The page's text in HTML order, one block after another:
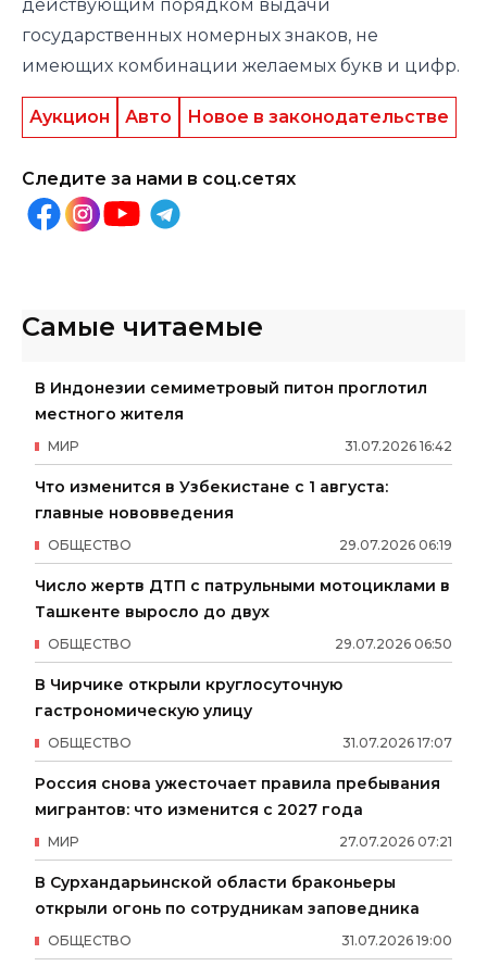
действующим порядком выдачи
государственных номерных знаков, не
имеющих комбинации желаемых букв и цифр.
Аукцион Авто Новое в законодательстве
Следите за нами в соц.сетях
Самые читаемые
В Индонезии семиметровый питон проглотил
местного жителя
31.07.2026 16:42
МИР
Что изменится в Узбекистане с 1 августа:
главные нововведения
29.07.2026 06:19
ОБЩЕСТВО
Число жертв ДТП с патрульными мотоциклами в
Ташкенте выросло до двух
29.07.2026 06:50
ОБЩЕСТВО
В Чирчике открыли круглосуточную
гастрономическую улицу
31.07.2026 17:07
ОБЩЕСТВО
Россия снова ужесточает правила пребывания
мигрантов: что изменится с 2027 года
27.07.2026 07:21
МИР
В Сурхандарьинской области браконьеры
открыли огонь по сотрудникам заповедника
31.07.2026 19:00
ОБЩЕСТВО